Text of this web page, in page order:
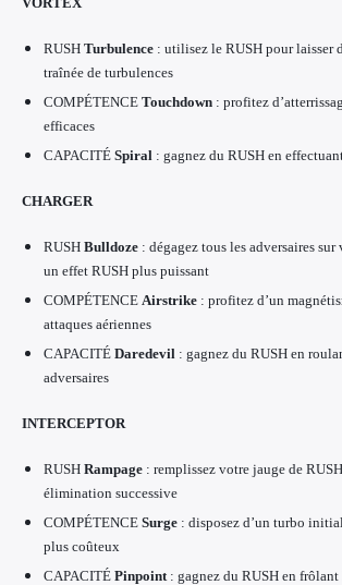
RUSH Turbulence : utilisez le RUSH pour laisser
traînée de turbulences
COMPÉTENCE Touchdown : profitez
efficaces
CAPACITÉ Spiral : gagnez du RUSH en
CHARGER
RUSH Bulldoze : dégagez tous les adversaires sur
un effet RUSH plus puissant
COMPÉTENCE Airstrike : profitez d’un
attaques aériennes
CAPACITÉ Daredevil : gagnez du RUSH en
adversaires
INTERCEPTOR
RUSH Rampage : remplissez votre jauge de
élimination successive
COMPÉTENCE Surge : disposez d’un turbo
plus coûteux
CAPACITÉ Pinpoint : gagnez du RUSH en frôlant